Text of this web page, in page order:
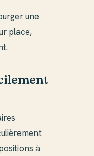
une
place,
à